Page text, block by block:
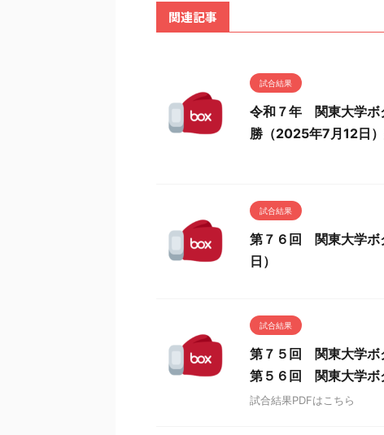
関連記事
試合結果
令和７年 関東大学ボ
勝（2025年7月12日
試合結果
第７６回 関東大学ボ
日）
試合結果
第７５回 関東大学ボ
第５６回 関東大学ボ
試合結果PDFはこちら